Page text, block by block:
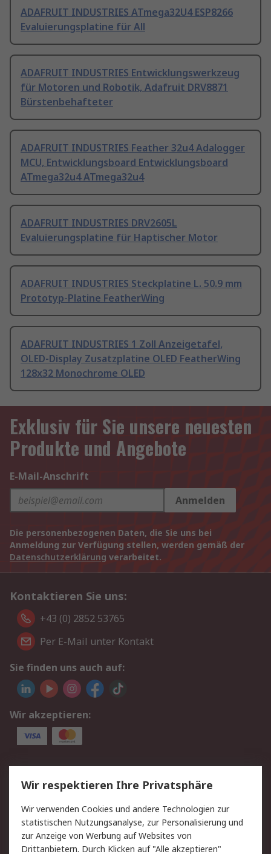
ADAFRUIT INDUSTRIES ATmega32U4 ESP8266
Evaluierungsplatine für All
ADAFRUIT INDUSTRIES Entwicklungswerkzeug
für Motoren und Robotik, Adafruit DRV8871
Bürstenbehafteter
ADAFRUIT INDUSTRIES Feather 32u4 Adalogger
MCU, Entwicklungsboard Entwicklungsboard
ATmega32u4 ATmega32u4
ADAFRUIT INDUSTRIES DRV2605L
Evaluierungsplatine für Haptischer Motor
ADAFRUIT INDUSTRIES Steckplatine L. 50.9 mm
Prototyp-Platine FeatherWing
ADAFRUIT INDUSTRIES 1 Zoll Anzeigetafel,
OLED-Display Zusatzplatine OLED FeatherWing
128x32 Monochrome OLED
Exklusiv für Sie unsere neuesten
Produkte und Angebote
E-Mail-Anschrift
Anmelden
Die personenbezogenen Daten, die Sie uns bei
Anmeldung zur Verfügung stellen, werden gemäß der
Datenschutzerklärung verarbeitet.
Kontaktieren Sie uns:
+43 (0) 2852 53765
Per E-Mail unter Kontakt
Sie finden uns auch auf:
Wir akzeptieren:
Service
Value Added Services
Lieferlösungen
Rücksendung/Entsorgung Kontakt
Hilfe
Wir respektieren Ihre Privatsphäre
Wir verwenden Cookies und andere Technologien zur
statistischen Nutzungsanalyse, zur Personalisierung und
zur Anzeige von Werbung auf Websites von
Drittanbietern. Durch Klicken auf "Alle akzeptieren"